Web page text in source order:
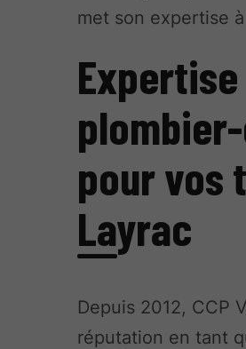
met son expertise
pour vos
Layrac
Depuis 2012, CCP
réputation en tant